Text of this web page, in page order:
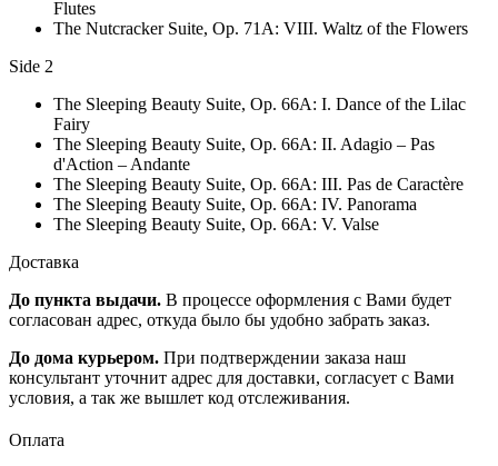
Flutes
The Nutcracker Suite, Op. 71A: VIII. Waltz of the Flowers
Side 2
The Sleeping Beauty Suite, Op. 66A: I. Dance of the Lilac
Fairy
The Sleeping Beauty Suite, Op. 66A: II. Adagio – Pas
d'Action – Andante
The Sleeping Beauty Suite, Op. 66A: III. Pas de Caractère
The Sleeping Beauty Suite, Op. 66A: IV. Panorama
The Sleeping Beauty Suite, Op. 66A: V. Valse
Доставка
До пункта выдачи. В процессе оформления с Вами будет
согласован адрес, откуда было бы удобно забрать заказ.
До дома курьером. При подтверждении заказа наш
консультант уточнит адрес для доставки, согласует с Вами
условия, а так же вышлет код отслеживания.
Оплата